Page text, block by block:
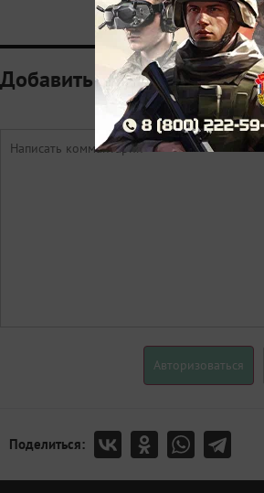
Добавить комментарий
Авторизоваться
Поделиться: